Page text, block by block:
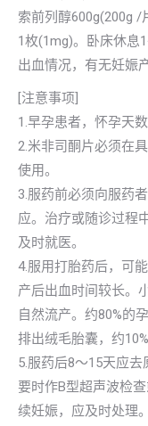
索前列醇600g(200g
1枚(1mg)。卧床休息
出血情况，有无妊娠
[注意事项]
1.早孕患者，怀孕天
2.米非司酮片必须在
使用。
3.服药前必须向服药
应。治疗或随诊过程
及时就医。
4.服用打胎药后，可
产后出血时间较长。
自然流产。约80%的
排出绒毛胎囊，约
5.服药后8～15天应
要时作B型超声波检
续妊娠，应及时处理。